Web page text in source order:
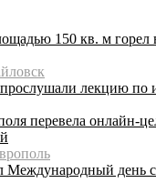
150 кв. м горел
лекцию по
перевела онлайн-
Международный день